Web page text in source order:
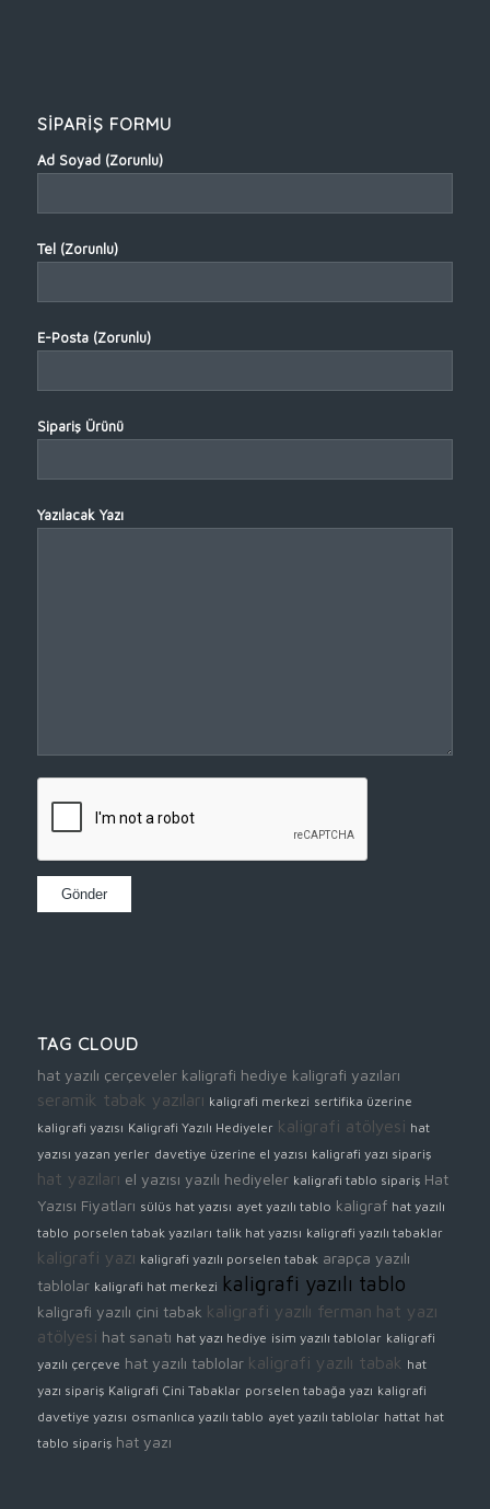
SİPARİŞ FORMU
Ad Soyad (Zorunlu)
Tel (Zorunlu)
E-Posta (Zorunlu)
Sipariş Ürünü
Yazılacak Yazı
TAG CLOUD
hat yazılı çerçeveler kaligrafi hediye kaligrafi yazıları
seramik tabak yazıları kaligrafi merkezi sertifika üzerine
kaligrafi yazısı Kaligrafi Yazılı Hediyeler kaligrafi atölyesi hat
yazısı yazan yerler davetiye üzerine el yazısı kaligrafi yazı sipariş
hat yazıları el yazısı yazılı hediyeler kaligrafi tablo sipariş Hat
Yazısı Fiyatları sülüs hat yazısı ayet yazılı tablo kaligraf hat yazılı
tablo porselen tabak yazıları talik hat yazısı kaligrafi yazılı tabaklar
kaligrafi yazı kaligrafi yazılı porselen tabak arapça yazılı
tablolar kaligrafi hat merkezi kaligrafi yazılı tablo
kaligrafi yazılı çini tabak kaligrafi yazılı ferman hat yazı
atölyesi hat sanatı hat yazı hediye isim yazılı tablolar kaligrafi
yazılı çerçeve hat yazılı tablolar kaligrafi yazılı tabak hat
yazı sipariş Kaligrafi Çini Tabaklar porselen tabağa yazı kaligrafi
davetiye yazısı osmanlıca yazılı tablo ayet yazılı tablolar hattat hat
tablo sipariş hat yazı